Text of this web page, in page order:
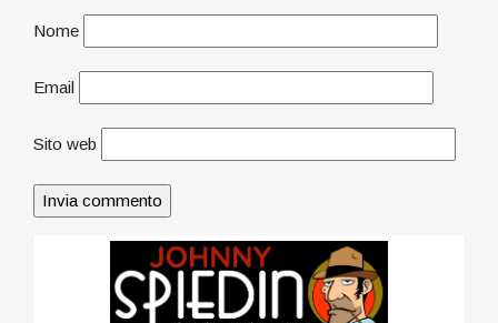
Nome
Email
Sito web